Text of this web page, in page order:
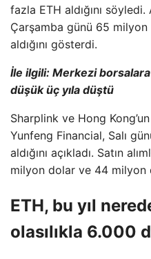
fazla ETH aldığını
Çarşamba günü 65 milyon
aldığını gösterdi.
İle ilgili: Merkezi
düşük üç yıla düştü
Sharplink ve Hong
Yunfeng Financial, Salı
aldığını açıkladı. Satın
milyon dolar ve 44 milyon
ETH, bu yıl
olasılıkla 6.000